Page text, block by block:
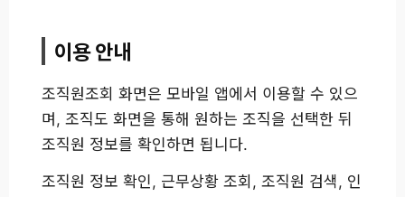
이용 안내
조직원조회 화면은 모바일 앱에서 이용할 수 있으
며, 조직도 화면을 통해 원하는 조직을 선택한 뒤
조직원 정보를 확인하면 됩니다.
조직원 정보 확인, 근무상황 조회, 조직원 검색, 인